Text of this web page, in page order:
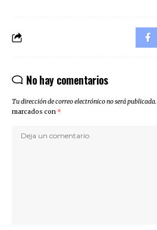
No hay comentarios
Tu dirección de correo electrónico no será publicada.
marcados con *